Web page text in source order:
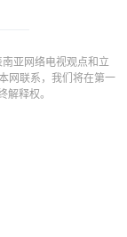
亚网络电视观点和立
网联系，我们将在第一
释权。